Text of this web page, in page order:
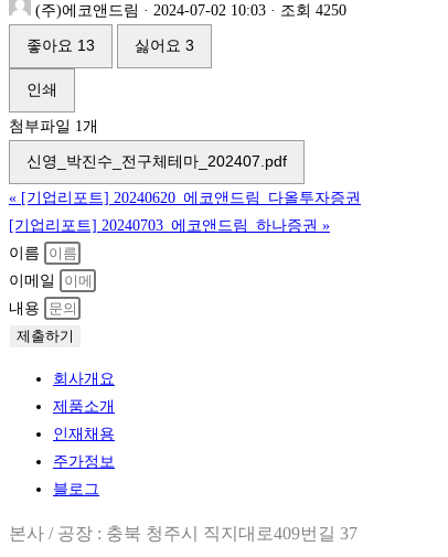
(주)에코앤드림 · 2024-07-02 10:03 · 조회 4250
좋아요 13 싫어요 3
인쇄
첨부파일 1개
신영_박진수_전구체테마_202407.pdf
« [기업리포트] 20240620_에코앤드림_다올투자증권
[기업리포트] 20240703_에코앤드림_하나증권 »
이름
이메일
내용
제출하기
회사개요
제품소개
인재채용
주가정보
블로그
본사 / 공장 : 충북 청주시 직지대로409번길 37